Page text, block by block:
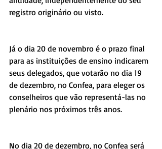
registro originário ou visto.
Já o dia 20 de novembro é o prazo final
para as instituições de ensino indicarem
seus delegados, que votarão no dia 19
de dezembro, no Confea, para eleger os
conselheiros que vão representá-las no
plenário nos próximos três anos.
No dia 20 de dezembro, no Confea será